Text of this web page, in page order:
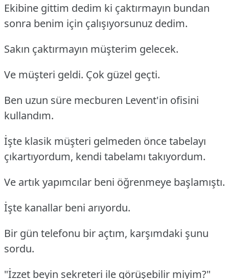
Ekibine gittim dedim ki çaktırmayın bundan
sonra benim için çalışıyorsunuz dedim.
Sakın çaktırmayın müşterim gelecek.
Ve müşteri geldi. Çok güzel geçti.
Ben uzun süre mecburen Levent'in ofisini
kullandım.
İşte klasik müşteri gelmeden önce tabelayı
çıkartıyordum, kendi tabelamı takıyordum.
Ve artık yapımcılar beni öğrenmeye başlamıştı.
İşte kanallar beni arıyordu.
Bir gün telefonu bir açtım, karşımdaki şunu
sordu.
"İzzet beyin sekreteri ile görüşebilir miyim?"